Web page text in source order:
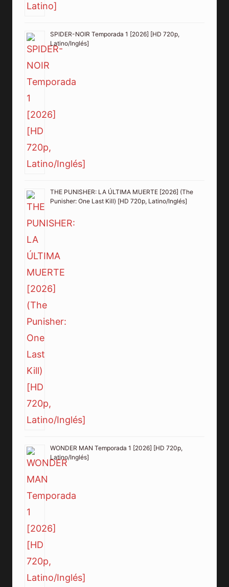
SPIDER-NOIR Temporada 1 [2026] [HD 720p,
Latino/Inglés]
THE PUNISHER: LA ÚLTIMA MUERTE [2026] (The
Punisher: One Last Kill) [HD 720p, Latino/Inglés]
WONDER MAN Temporada 1 [2026] [HD 720p,
Latino/Inglés]